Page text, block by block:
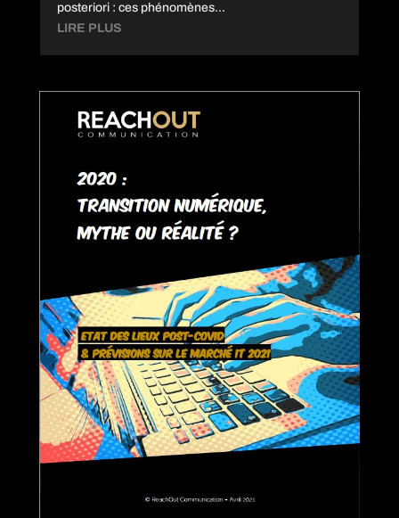
posteriori : ces phénomènes...
LIRE PLUS